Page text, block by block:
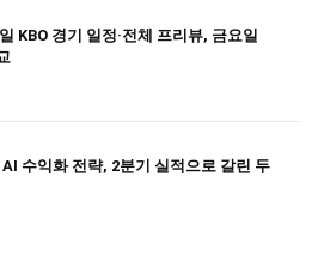
KBO 경기 일정·전체 프리뷰, 금요일
수익화 전략, 2분기 실적으로 갈린 두